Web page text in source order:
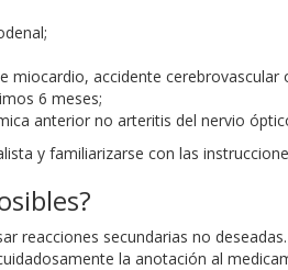
miocardio, accidente
6 meses;
anterior no arteritis del nervio
y familiarizarse con las
reacciones secundarias no
la anotación al